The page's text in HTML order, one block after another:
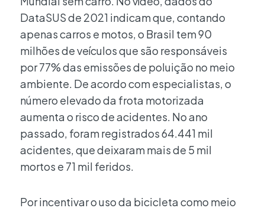
DataSUS de 2021 indicam que, contando
apenas carros e motos, o Brasil tem 90
milhões de veículos que são responsáveis
por 77% das emissões de poluição no meio
ambiente. De acordo com especialistas, o
número elevado da frota motorizada
aumenta o risco de acidentes. No ano
passado, foram registrados 64.441 mil
acidentes, que deixaram mais de 5 mil
mortos e 71 mil feridos.
Por incentivar o uso da bicicleta como meio